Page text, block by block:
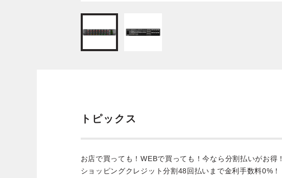
トピックス
お店で買っても！WEBで買っても！今なら分割払いがお得！
ショッピングクレジット分割48回払いまで金利手数料0%！